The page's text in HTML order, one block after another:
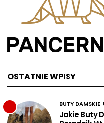
OSTATNIE WPISY
1 BUTY DAMSKIE
Jakie Buty